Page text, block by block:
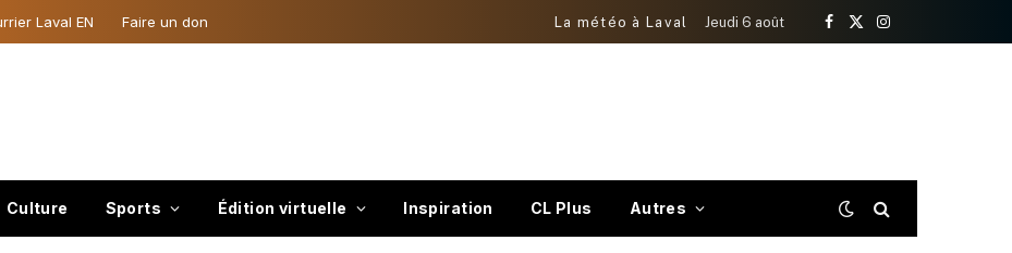
Laval EN Faire un don La météo à Laval Jeudi 6 août
Facebook
X
Instagram
Culture Sports Édition virtuelle Inspiration CL Plus Autres